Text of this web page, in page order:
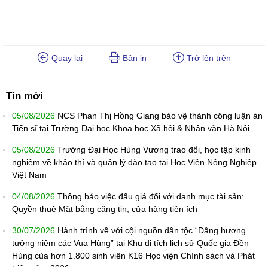
Quay lại Bản in Trở lên trên
Tin mới
05/08/2026 NCS Phan Thị Hồng Giang bảo vệ thành công luận án
Tiến sĩ tại Trường Đại học Khoa học Xã hội & Nhân văn Hà Nội
05/08/2026 Trường Đại Học Hùng Vương trao đổi, học tập kinh
nghiệm về khảo thí và quản lý đào tạo tại Học Viện Nông Nghiệp
Việt Nam
04/08/2026 Thông báo việc đấu giá đối với danh mục tài sản:
Quyền thuê Mặt bằng căng tin, cửa hàng tiện ích
30/07/2026 Hành trình về với cội nguồn dân tộc “Dâng hương
tưởng niệm các Vua Hùng” tại Khu di tích lịch sử Quốc gia Đền
Hùng của hơn 1.800 sinh viên K16 Học viện Chính sách và Phát